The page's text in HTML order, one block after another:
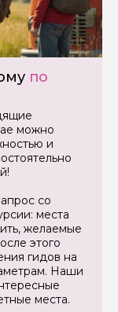
по
можно
и
со
места
желаемые
этого
гидов на
Наши
места.
можете их